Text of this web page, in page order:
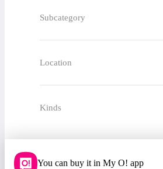
Subcategory
Location
Kinds
You can buy it in My O! app